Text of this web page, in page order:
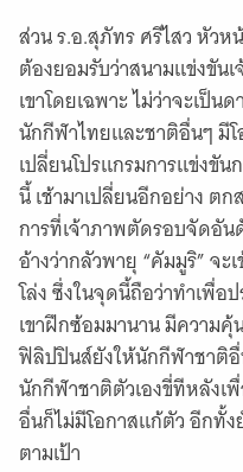
ส่วน ร.อ.สุภัทร ศรีไสว หัว
ต้องยอมรับว่าสนามแข่งขัน
เขาโดยเฉพาะ ไม่ว่าจะเป็
นักกีฬาไทยและชาติอื่นๆ มี
เปลี่ยนโปรแกรมการแข่งขั
นี้ เช้ามาเปลี่ยนอีกอย่าง ต
การที่เจ้าภาพตัดรอบจัดอัน
อ้างว่ากลัวพายุ “คัมมูริ” จ
โล่ง ซึ่งในจุดนี้ถือว่าทำเพื่อ
เขาฝึกซ้อมมานาน มีความ
ฟิลิปปินส์ยังให้นักกีฬาชาติ
นักกีฬาชาติตัวเองขี่ทีหลังเ
อื่นก็ไม่มีโอกาสแก้ตัว อีกทั้ง
ตามเป้า